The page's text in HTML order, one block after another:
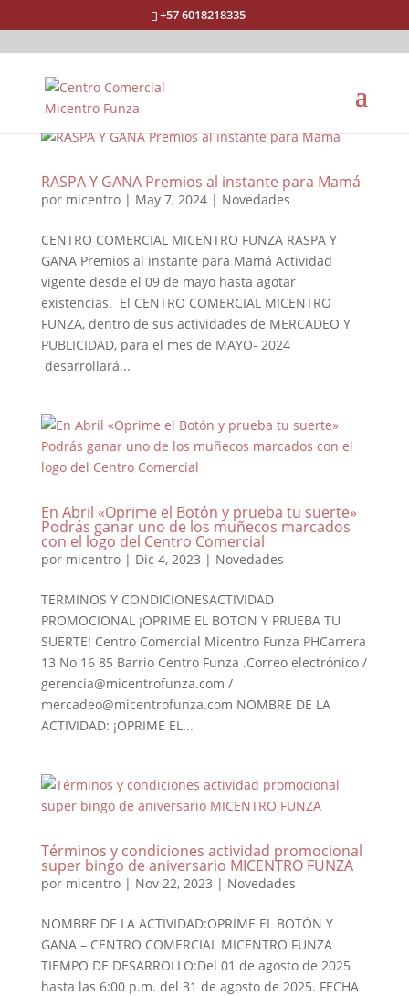
+57 6018218335
RASPA Y GANA Premios al instante para Mamá
por micentro| May 7, 2024| Novedades
CENTRO COMERCIAL MICENTRO FUNZA RASPA Y
GANA Premios al instante para Mamá Actividad
vigente desde el 09 de mayo hasta agotar
existencias. El CENTRO COMERCIAL MICENTRO
FUNZA, dentro de sus actividades de MERCADEO Y
PUBLICIDAD, para el mes de MAYO- 2024
desarrollará...
En Abril «Oprime el Botón y prueba tu suerte»
Podrás ganar uno de los muñecos marcados
con el logo del Centro Comercial
por micentro| Dic 4, 2023 | Novedades
TERMINOS Y CONDICIONESACTIVIDAD
PROMOCIONAL ¡OPRIME EL BOTON Y PRUEBA TU
SUERTE! Centro Comercial Micentro Funza PHCarrera
13 No 16 85 Barrio Centro Funza .Correo electrónico /
gerencia@micentrofunza.com /
mercadeo@micentrofunza.com NOMBRE DE LA
ACTIVIDAD: ¡OPRIME EL...
Términos y condiciones actividad promocional
super bingo de aniversario MICENTRO FUNZA
por micentro| Nov 22, 2023 | Novedades
NOMBRE DE LA ACTIVIDAD:OPRIME EL BOTÓN Y
GANA – CENTRO COMERCIAL MICENTRO FUNZA
TIEMPO DE DESARROLLO:Del 01 de agosto de 2025
hasta las 6:00 p.m. del 31 de agosto de 2025. FECHA